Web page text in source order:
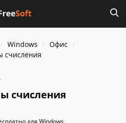
Windows
Офис
счисления
счисления
для Windows